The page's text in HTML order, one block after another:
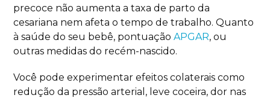
precoce não aumenta a taxa de parto da
cesariana nem afeta o tempo de trabalho. Quanto
à saúde do seu bebê, pontuaçãoAPGAR, ou
outras medidas do recém-nascido.
Você pode experimentar efeitos colaterais como
redução da pressão arterial, leve coceira, dor nas